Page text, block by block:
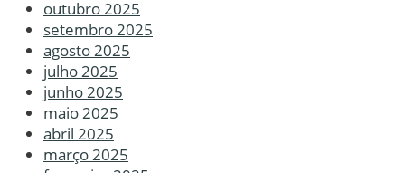
outubro 2025
setembro 2025
agosto 2025
julho 2025
junho 2025
maio 2025
abril 2025
março 2025